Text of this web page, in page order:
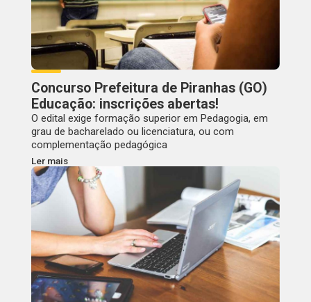
Concurso Prefeitura de Piranhas (GO)
Educação: inscrições abertas!
O edital exige formação superior em Pedagogia, em
grau de bacharelado ou licenciatura, ou com
complementação pedagógica
Ler mais